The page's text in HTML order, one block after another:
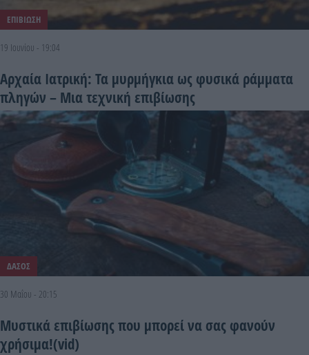
ΕΠΙΒΙΩΣΗ
19 Ιουνίου - 19:04
Αρχαία Ιατρική: Τα μυρμήγκια ως φυσικά ράμματα
πληγών – Μια τεχνική επιβίωσης
ΔΑΣΟΣ
30 Μαΐου - 20:15
Μυστικά επιβίωσης που μπορεί να σας φανούν
χρήσιμα!(vid)